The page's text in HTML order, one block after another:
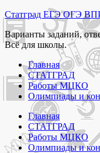
Перейти
к
содержимому
Статград ЕГЭ ОГЭ
Варианты заданий,
Всё для школы.
Главная
СТАТГРАД
Работы МЦКО
Олимпиады и
Главная
СТАТГРАД
Работы МЦКО
Олимпиады и